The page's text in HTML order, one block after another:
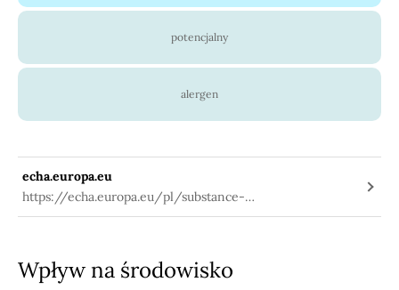
potencjalny
alergen
echa.europa.eu
https://echa.europa.eu/pl/substance-
information/-/substanceinfo/100.084.508
Wpływ na środowisko